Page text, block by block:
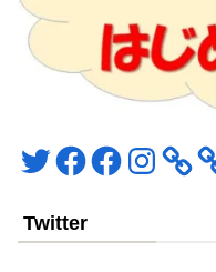
TwitterFacebookFacebookInstagram
Twitter